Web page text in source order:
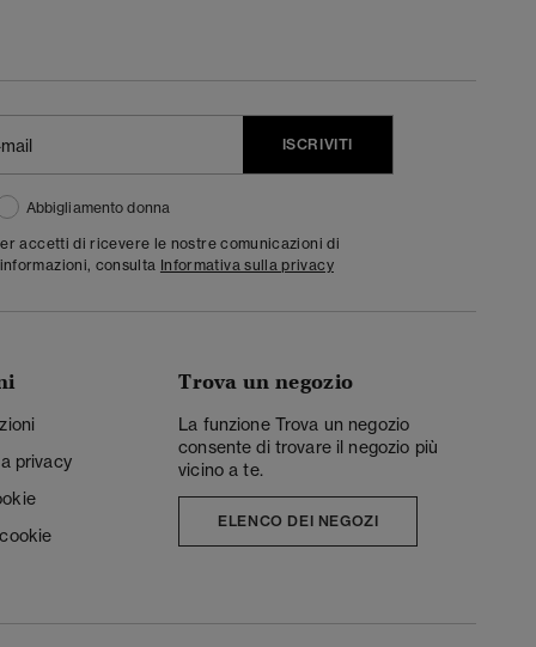
ISCRIVITI
Abbigliamento donna
accetti di ricevere le nostre comunicazioni di
consulta Informativa sulla privacy
privacy
Trova un negozio
La funzione Trova un negozio
consente di trovare il negozio più
vicino a te.
ELENCO DEI NEGOZI